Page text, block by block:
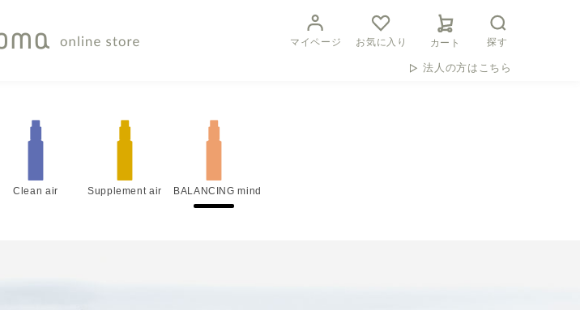
マイページ お気に入り カート 探す
法人の方はこちら
Clean air Supplement air BALANCING mind